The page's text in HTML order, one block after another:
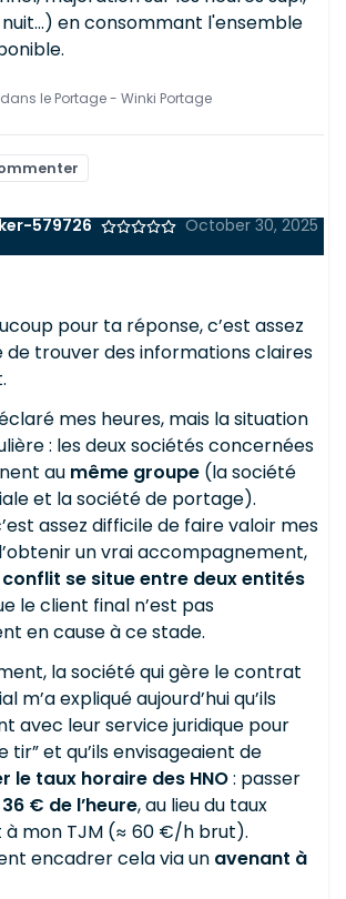
en consommant l'ensemble
le Portage - Winki Portage
579726
October 30, 2025
pour ta réponse, c’est assez
de trouver des informations claires
mes heures, mais la situation
: les deux sociétés concernées
au même groupe (la société
et la société de portage).
assez difficile de faire valoir mes
un vrai accompagnement,
conflit se situe entre deux entités
le client final n’est pas
en cause à ce stade.
la société qui gère le contrat
m’a expliqué aujourd’hui qu’ils
avec leur service juridique pour
tir” et qu’ils envisageaient de
le taux horaire des HNO: passer
€ de l’heure, au lieu du taux
à mon TJM (≈ 60 €/h brut).
encadrer cela via un avenant à